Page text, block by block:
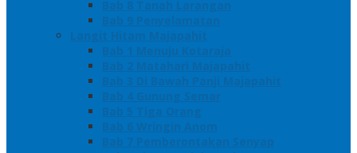
Bab 8 Tanah Larangan
Bab 9 Penyelamatan
Langit Hitam Majapahit
Bab 1 Menuju Kotaraja
Bab 2 Matahari Majapahit
Bab 3 Di Bawah Panji Majapahit
Bab 4 Gunung Semar
Bab 5 Tiga Orang
Bab 6 Wringin Anom
Bab 7 Pemberontakan Senyap